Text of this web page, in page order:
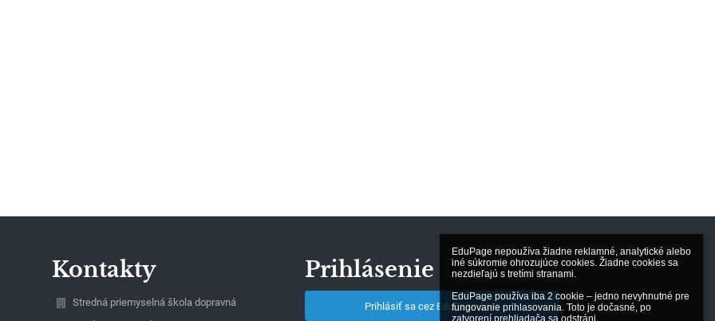
EduPage nepoužíva žiadne reklamné, analytické alebo
iné súkromie ohrozujúce cookies. Žiadne cookies sa
nezdieľajú s tretími stranami.
EduPage používa iba 2 cookie – jedno nevyhnutné pre
fungovanie prihlasovania. Toto je dočasné, po
zatvorení prehliadača sa odstráni.
Kontakty
Stredná priemyselná škola dopravná
Prihlásenie
Prihlásiť sa cez EduPage účet